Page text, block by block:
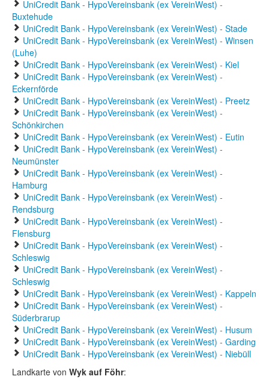
UniCredit Bank - HypoVereinsbank (ex VereinWest) -
Buxtehude
UniCredit Bank - HypoVereinsbank (ex VereinWest) - Stade
UniCredit Bank - HypoVereinsbank (ex VereinWest) - Winsen
(Luhe)
UniCredit Bank - HypoVereinsbank (ex VereinWest) - Kiel
UniCredit Bank - HypoVereinsbank (ex VereinWest) -
Eckernförde
UniCredit Bank - HypoVereinsbank (ex VereinWest) - Preetz
UniCredit Bank - HypoVereinsbank (ex VereinWest) -
Schönkirchen
UniCredit Bank - HypoVereinsbank (ex VereinWest) - Eutin
UniCredit Bank - HypoVereinsbank (ex VereinWest) -
Neumünster
UniCredit Bank - HypoVereinsbank (ex VereinWest) -
Hamburg
UniCredit Bank - HypoVereinsbank (ex VereinWest) -
Rendsburg
UniCredit Bank - HypoVereinsbank (ex VereinWest) -
Flensburg
UniCredit Bank - HypoVereinsbank (ex VereinWest) -
Schleswig
UniCredit Bank - HypoVereinsbank (ex VereinWest) -
Schleswig
UniCredit Bank - HypoVereinsbank (ex VereinWest) - Kappeln
UniCredit Bank - HypoVereinsbank (ex VereinWest) -
Süderbrarup
UniCredit Bank - HypoVereinsbank (ex VereinWest) - Husum
UniCredit Bank - HypoVereinsbank (ex VereinWest) - Garding
UniCredit Bank - HypoVereinsbank (ex VereinWest) - Niebüll
Landkarte von Wyk auf Föhr: